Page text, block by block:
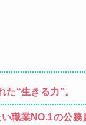
“生きる力”。
職業NO.1の公務